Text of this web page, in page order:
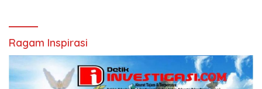
Ragam Inspirasi